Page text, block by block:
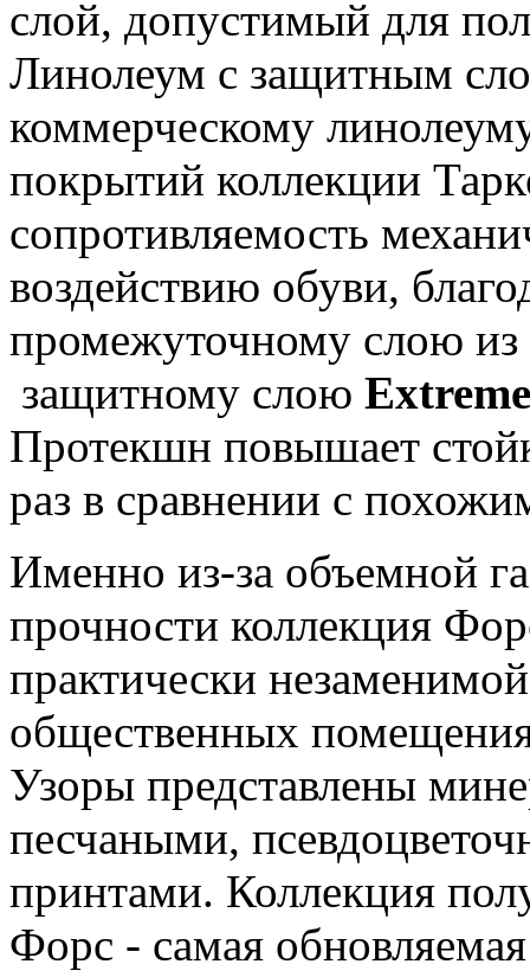
слой, допустимый для
Линолеум с защитным
коммерческому
покрытий коллекции
сопротивляемость
воздействию обуви,
промежуточному слою
защитному слою
Протекшн повышает
раз в сравнении с
Именно из-за объемной
прочности коллекция
практически
общественных
Узоры представлены
песчаными,
принтами. Коллекция
Форс - самая